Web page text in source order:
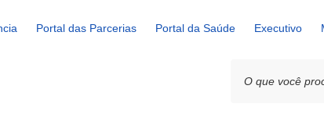
Portal das Parcerias Portal da Saúde Executivo